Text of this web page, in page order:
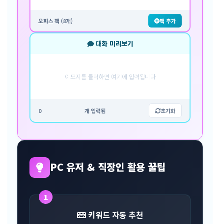
오피스 팩 (8개) 팩 추가
대화 미리보기
이모지를 클릭하면 여기에 입력됩니다
0 개 입력됨 초기화
PC 유저 & 직장인 활용 꿀팁
1
키워드 자동 추천